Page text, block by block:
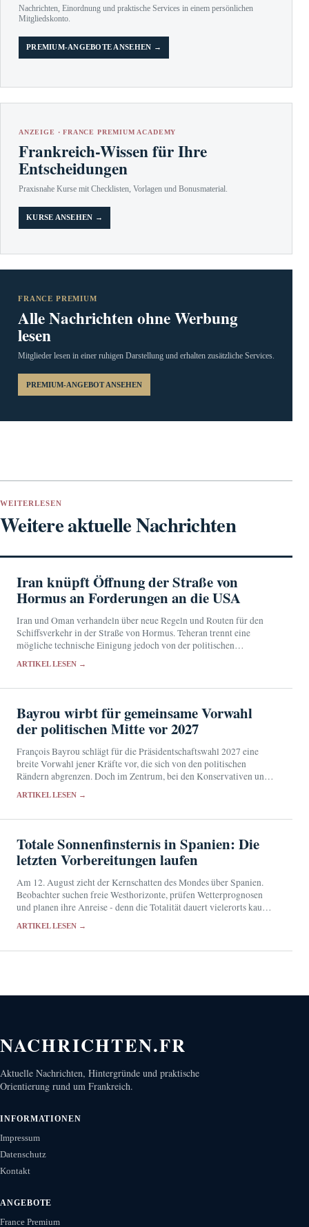
Nachrichten, Einordnung und praktische Services in einem persönlichen
Mitgliedskonto.
PREMIUM-ANGEBOTE ANSEHEN →
ANZEIGE · FRANCE PREMIUM ACADEMY
Frankreich-Wissen für Ihre
Entscheidungen
Praxisnahe Kurse mit Checklisten, Vorlagen und Bonusmaterial.
KURSE ANSEHEN →
FRANCE PREMIUM
Alle Nachrichten ohne Werbung
lesen
Mitglieder lesen in einer ruhigen Darstellung und erhalten zusätzliche Services.
PREMIUM-ANGEBOT ANSEHEN
WEITERLESEN
Weitere aktuelle Nachrichten
Iran knüpft Öffnung der Straße von
Hormus an Forderungen an die USA
Iran und Oman verhandeln über neue Regeln und Routen für den
Schiffsverkehr in der Straße von Hormus. Teheran trennt eine
mögliche technische Einigung jedoch von der politischen
ARTIKEL LESEN →
Bayrou wirbt für gemeinsame Vorwahl
der politischen Mitte vor 2027
François Bayrou schlägt für die Präsidentschaftswahl 2027 eine
breite Vorwahl jener Kräfte vor, die sich von den politischen
Rändern abgrenzen. Doch im Zentrum, bei den Konservativen und
ARTIKEL LESEN →
Totale Sonnenfinsternis in Spanien: Die
letzten Vorbereitungen laufen
Am 12. August zieht der Kernschatten des Mondes über Spanien.
Beobachter suchen freie Westhorizonte, prüfen Wetterprognosen
und planen ihre Anreise - denn die Totalität dauert vielerorts kaum
ARTIKEL LESEN →
NACHRICHTEN.FR
Aktuelle Nachrichten, Hintergründe und praktische
Orientierung rund um Frankreich.
INFORMATIONEN
Impressum
Datenschutz
Kontakt
ANGEBOTE
France Premium